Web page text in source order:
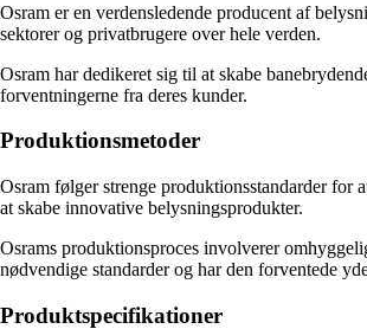
Osram er en verdensledende producent af
sektorer og privatbrugere over hele verden.
Osram har dedikeret sig til at skabe
forventningerne fra deres kunder.
Produktionsmetoder
Osram følger strenge produktionsstandarder for
at skabe innovative belysningsprodukter.
Osrams produktionsproces involverer
nødvendige standarder og har den forventede
Produktspecifikationer